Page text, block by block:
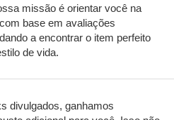
missão é orientar você na
base em avaliações
a encontrar o item perfeito
de vida.
divulgados, ganhamos